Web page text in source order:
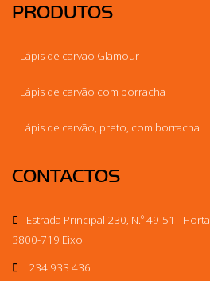
PRODUTOS
Lápis de carvão Glamour
Lápis de carvão com borracha
Lápis de carvão, preto, com borracha
CONTACTOS
Estrada Principal 230, N.º 49-51 - Horta
3800-719 Eixo
234 933 436